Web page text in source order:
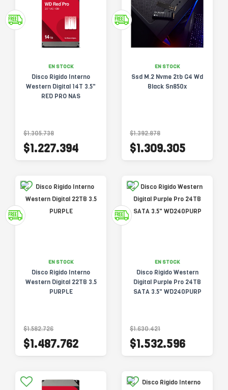
EN STOCK
Disco Rigido Interno
Western Digital 14T 3.5"
RED PRO NAS
$1.305.738
$1.227.394
EN STOCK
Ssd M.2 Nvme 2tb G4 Wd
Black Sn850x
$1.392.878
$1.309.305
EN STOCK
Disco Rigido Interno
Western Digital 22TB 3.5
PURPLE
$1.582.726
$1.487.762
EN STOCK
Disco Rigido Western
Digital Purple Pro 24TB
SATA 3.5" WD240PURP
$1.630.421
$1.532.596